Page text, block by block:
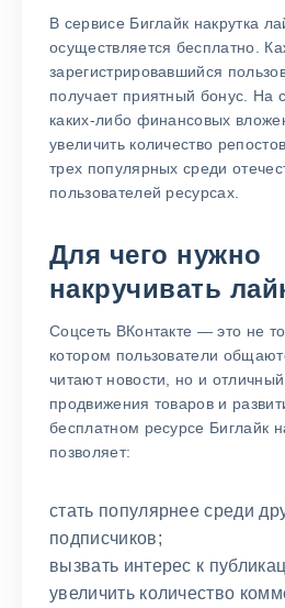
В сервисе Биглайк накрутка
осуществляется бесплатно.
зарегистрировавшийся
получает приятный бонус. На
каких-либо финансовых
увеличить количество
трех популярных среди
пользователей ресурсах.
Для чего нужно
накручивать
Соцсеть ВКонтакте — это не
котором пользователи
читают новости, но и
продвижения товаров и
бесплатном ресурсе Биглайк
позволяет:
стать популярнее среди
подписчиков;
вызвать интерес к
увеличить количество